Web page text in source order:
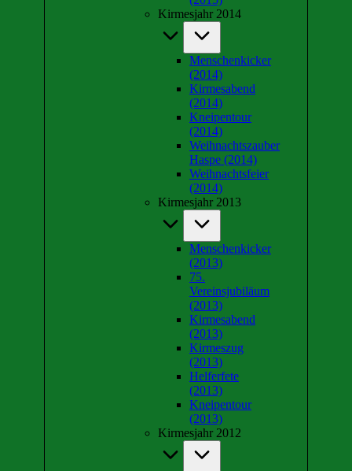
Kirmesjahr 2014
Menschenkicker
(2014)
Kirmesabend
(2014)
Kneipentour
(2014)
Weihnachtszauber
Haspe (2014)
Weihnachtsfeier
(2014)
Kirmesjahr 2013
Menschenkicker
(2013)
75.
Vereinsjubiläum
(2013)
Kirmesabend
(2013)
Kirmeszug
(2013)
Helferfete
(2013)
Kneipentour
(2013)
Kirmesjahr 2012